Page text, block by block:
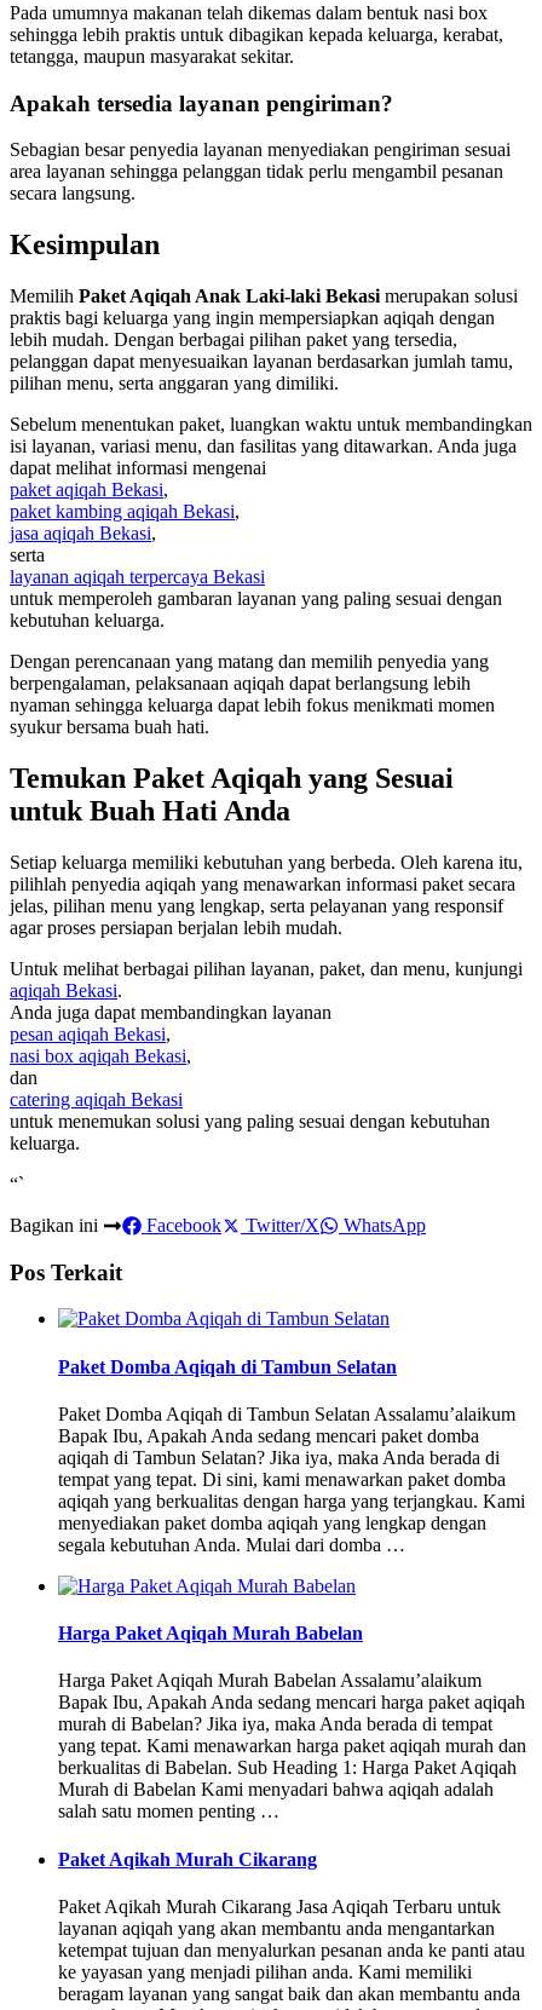
Pada umumnya makanan telah dikemas dalam bentuk nasi box
sehingga lebih praktis untuk dibagikan kepada keluarga, kerabat,
tetangga, maupun masyarakat sekitar.
Apakah tersedia layanan pengiriman?
Sebagian besar penyedia layanan menyediakan pengiriman sesuai
area layanan sehingga pelanggan tidak perlu mengambil pesanan
secara langsung.
Kesimpulan
Memilih Paket Aqiqah Anak Laki-laki Bekasi merupakan solusi
praktis bagi keluarga yang ingin mempersiapkan aqiqah dengan
lebih mudah. Dengan berbagai pilihan paket yang tersedia,
pelanggan dapat menyesuaikan layanan berdasarkan jumlah tamu,
pilihan menu, serta anggaran yang dimiliki.
Sebelum menentukan paket, luangkan waktu untuk membandingkan
isi layanan, variasi menu, dan fasilitas yang ditawarkan. Anda juga
dapat melihat informasi mengenai
paket aqiqah Bekasi,
paket kambing aqiqah Bekasi,
jasa aqiqah Bekasi,
serta
layanan aqiqah terpercaya Bekasi
untuk memperoleh gambaran layanan yang paling sesuai dengan
kebutuhan keluarga.
Dengan perencanaan yang matang dan memilih penyedia yang
berpengalaman, pelaksanaan aqiqah dapat berlangsung lebih
nyaman sehingga keluarga dapat lebih fokus menikmati momen
syukur bersama buah hati.
Temukan Paket Aqiqah yang Sesuai
untuk Buah Hati Anda
Setiap keluarga memiliki kebutuhan yang berbeda. Oleh karena itu,
pilihlah penyedia aqiqah yang menawarkan informasi paket secara
jelas, pilihan menu yang lengkap, serta pelayanan yang responsif
agar proses persiapan berjalan lebih mudah.
Untuk melihat berbagai pilihan layanan, paket, dan menu, kunjungi
aqiqah Bekasi.
Anda juga dapat membandingkan layanan
pesan aqiqah Bekasi,
nasi box aqiqah Bekasi,
dan
catering aqiqah Bekasi
untuk menemukan solusi yang paling sesuai dengan kebutuhan
keluarga.
“`
Bagikan ini
Facebook Twitter/X WhatsApp
Pos Terkait
Paket Domba Aqiqah di Tambun Selatan
Paket Domba Aqiqah di Tambun Selatan Assalamu’alaikum
Bapak Ibu, Apakah Anda sedang mencari paket domba
aqiqah di Tambun Selatan? Jika iya, maka Anda berada di
tempat yang tepat. Di sini, kami menawarkan paket domba
aqiqah yang berkualitas dengan harga yang terjangkau. Kami
menyediakan paket domba aqiqah yang lengkap dengan
segala kebutuhan Anda. Mulai dari domba …
Harga Paket Aqiqah Murah Babelan
Harga Paket Aqiqah Murah Babelan Assalamu’alaikum
Bapak Ibu, Apakah Anda sedang mencari harga paket aqiqah
murah di Babelan? Jika iya, maka Anda berada di tempat
yang tepat. Kami menawarkan harga paket aqiqah murah dan
berkualitas di Babelan. Sub Heading 1: Harga Paket Aqiqah
Murah di Babelan Kami menyadari bahwa aqiqah adalah
salah satu momen penting …
Paket Aqikah Murah Cikarang
Paket Aqikah Murah Cikarang Jasa Aqiqah Terbaru untuk
layanan aqiqah yang akan membantu anda mengantarkan
ketempat tujuan dan menyalurkan pesanan anda ke panti atau
ke yayasan yang menjadi pilihan anda. Kami memiliki
beragam layanan yang sangat baik dan akan membantu anda